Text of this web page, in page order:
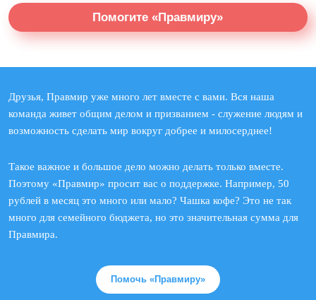
Помогите «Правмиру»
Друзья, Правмир уже много лет вместе с вами. Вся наша
команда живет общим делом и призванием - служение людям и
возможность сделать мир вокруг добрее и милосерднее!
Такое важное и большое дело можно делать только вместе.
Поэтому «Правмир» просит вас о поддержке. Например, 50
рублей в месяц это много или мало? Чашка кофе? Это не так
много для семейного бюджета, но это значительная сумма для
Правмира.
Помочь «Правмиру»